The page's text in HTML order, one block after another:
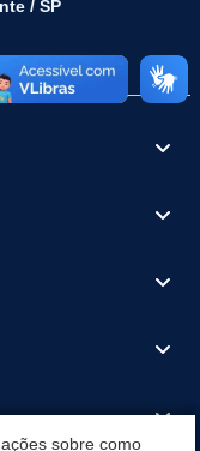
/ SP
sobre como